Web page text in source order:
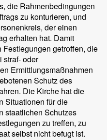
die Rahmenbedingungen
zu konturieren, und
der einen
erhalten hat. Damit
getroffen, die
straf- oder
Ermittlungsmaßnahmen
Schutz des
Die Kirche hat die
Situationen für die
staatlichen Schutzes
zu treffen, zu
selbst nicht befugt ist.